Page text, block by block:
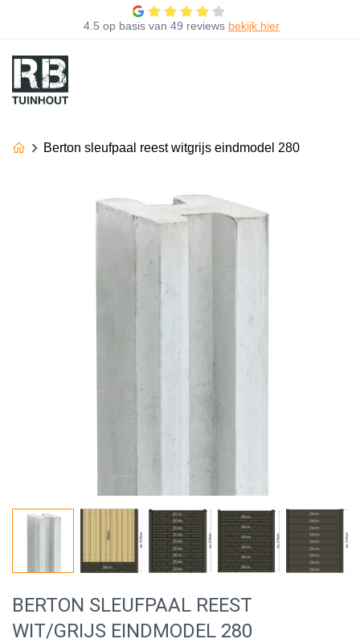
4.5 op basis van 49 reviews bekijk hier
Berton sleufpaal reest witgrijs eindmodel 280
BERTON SLEUFPAAL REEST
WIT/GRIJS EINDMODEL 280